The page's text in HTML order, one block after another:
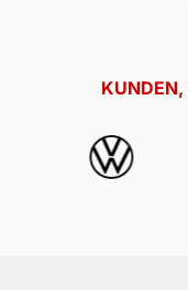
KUNDEN,